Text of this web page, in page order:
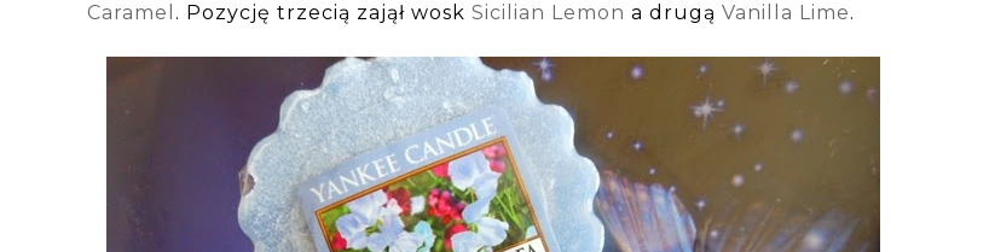
Caramel . Pozycję trzecią zajął wosk Sicilian Lemon a drugą Vanilla Lime.